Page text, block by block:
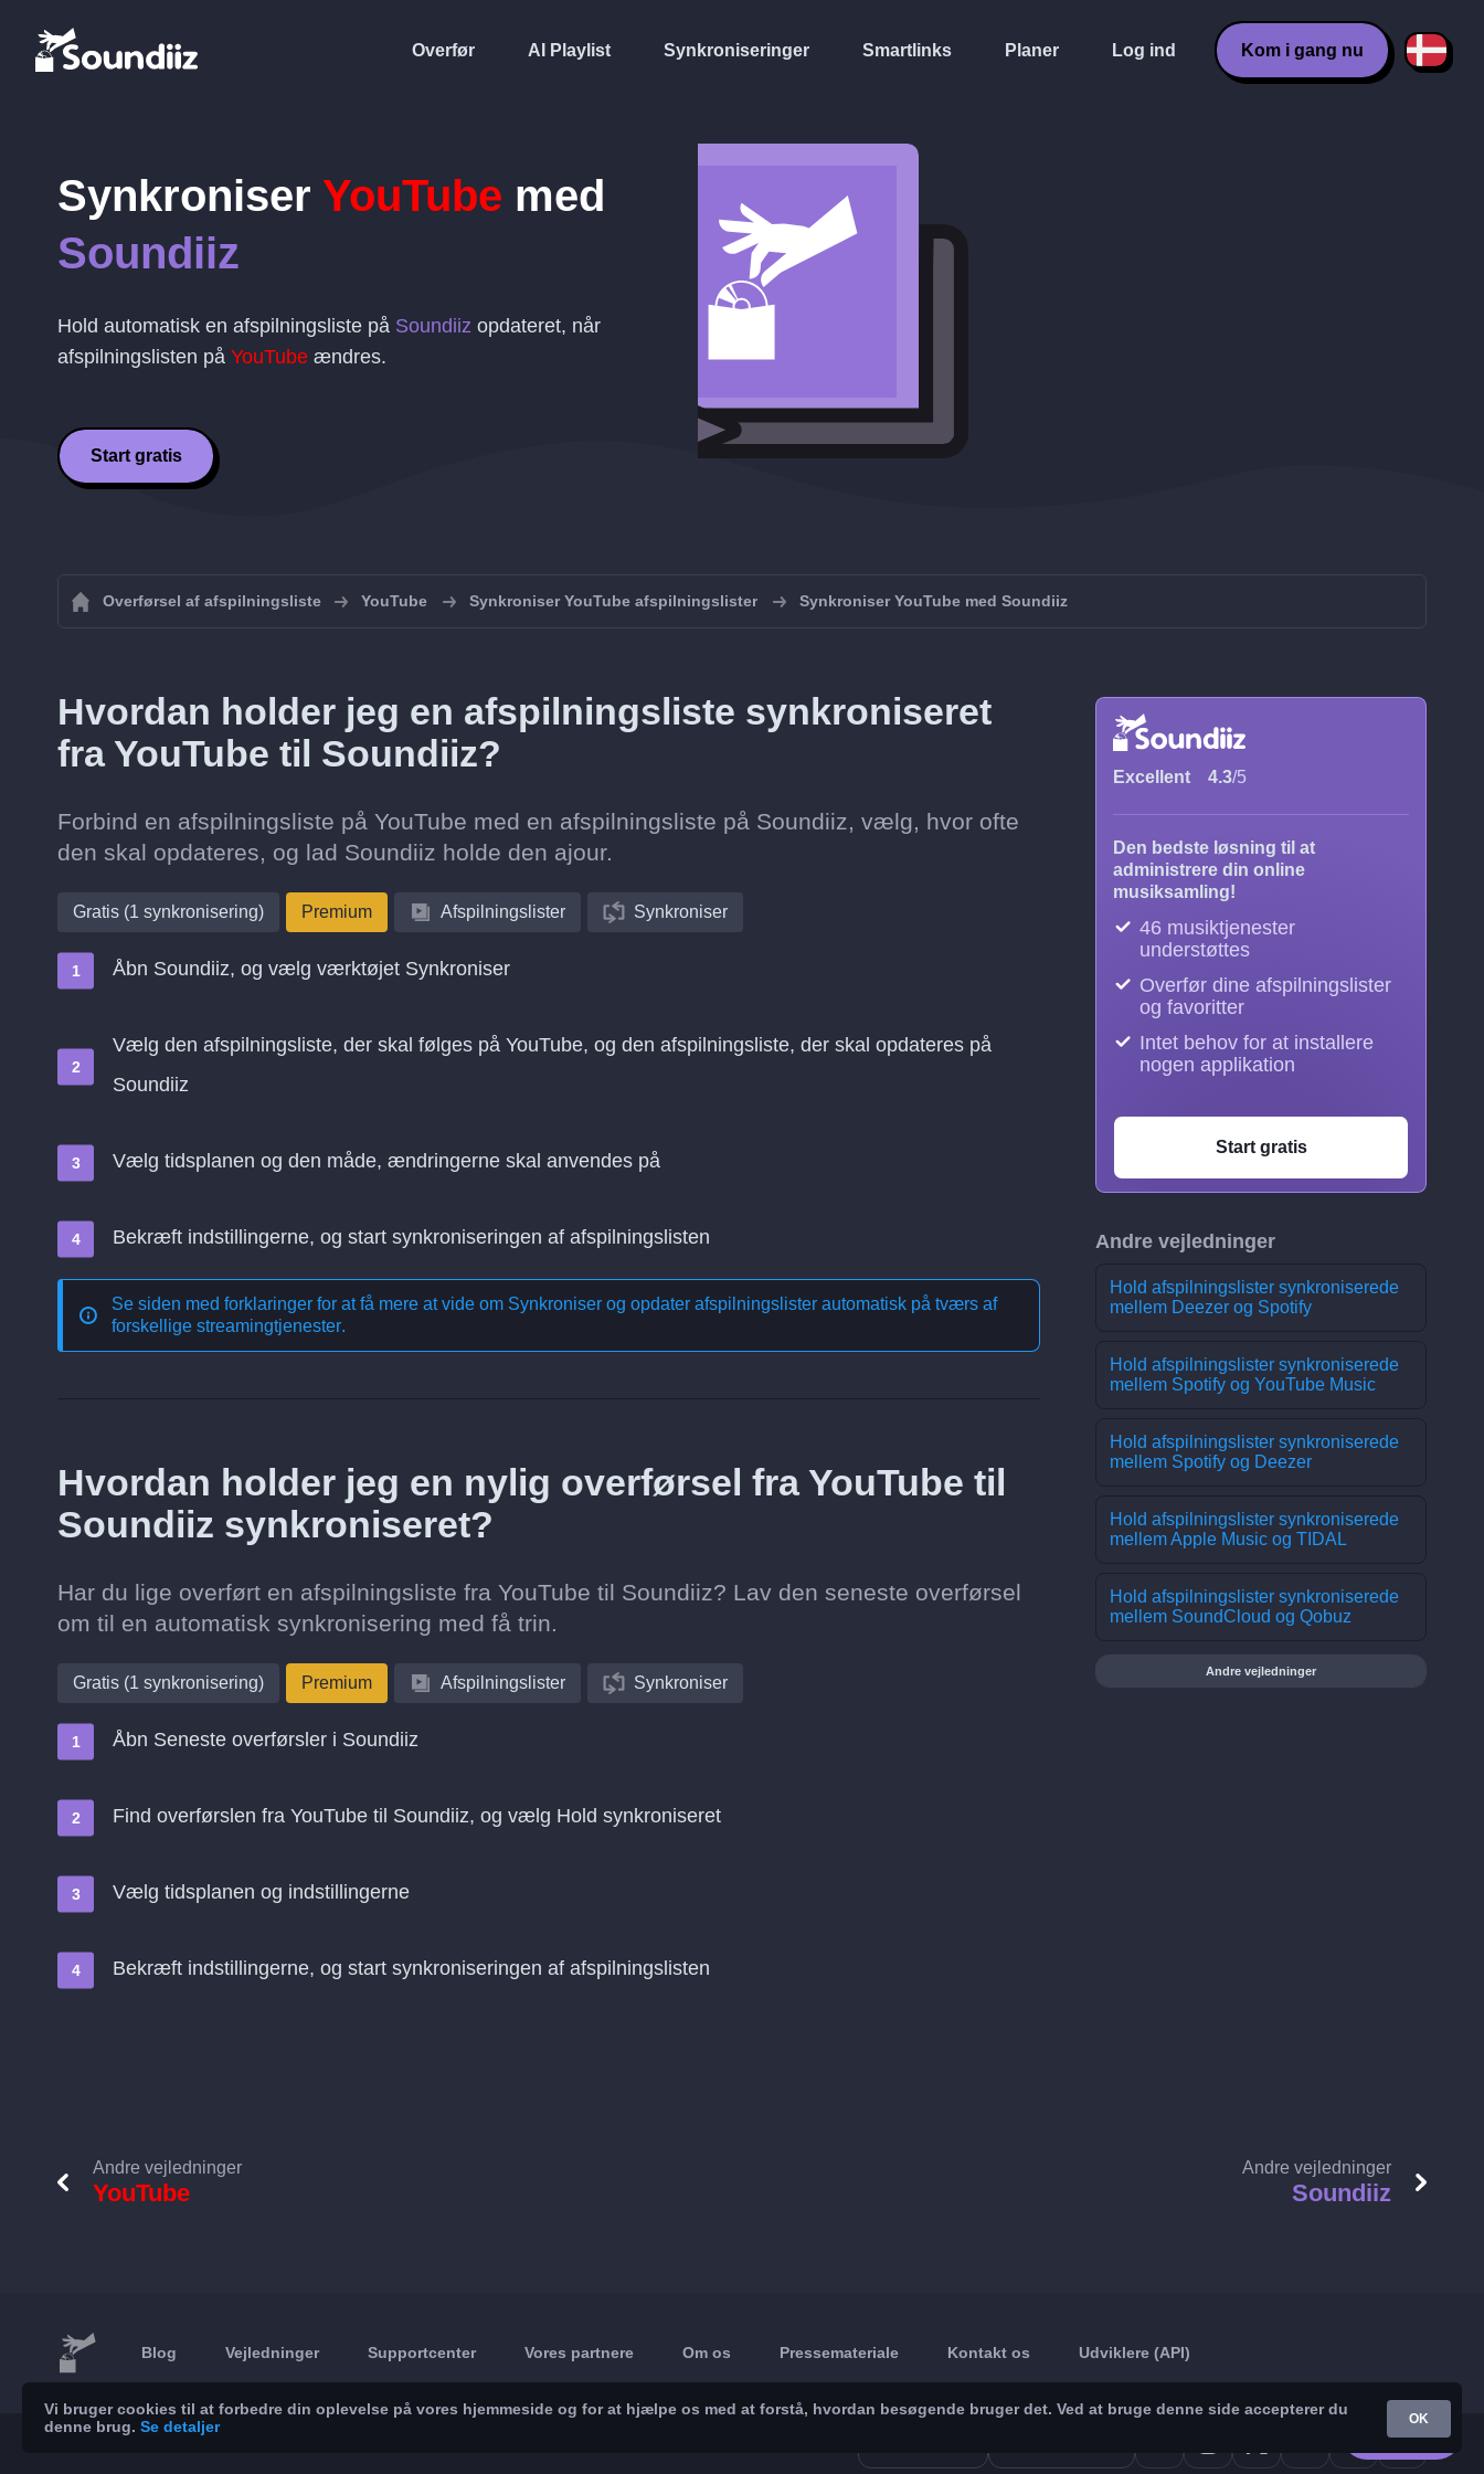
Overfør AI Playlist Synkroniseringer Smartlinks Planer Log ind Kom i gang nu
Synkroniser YouTube med
Soundiiz
Hold automatisk en afspilningsliste på Soundiiz opdateret, når
afspilningslisten på YouTube ændres.
Start gratis
Overførsel af afspilningsliste YouTube Synkroniser YouTube afspilningslister Synkroniser YouTube med Soundiiz
Hvordan holder jeg en afspilningsliste synkroniseret
fra YouTube til Soundiiz?
Forbind en afspilningsliste på YouTube med en afspilningsliste på Soundiiz, vælg, hvor ofte
den skal opdateres, og lad Soundiiz holde den ajour.
Gratis (1 synkronisering) Premium Afspilningslister Synkroniser
Åbn Soundiiz, og vælg værktøjet Synkroniser
Vælg den afspilningsliste, der skal følges på YouTube, og den afspilningsliste, der skal opdateres på
Soundiiz
Vælg tidsplanen og den måde, ændringerne skal anvendes på
Bekræft indstillingerne, og start synkroniseringen af afspilningslisten
Se siden med forklaringer for at få mere at vide om Synkroniser og opdater afspilningslister automatisk på tværs af
forskellige streamingtjenester.
Hvordan holder jeg en nylig overførsel fra YouTube til
Soundiiz synkroniseret?
Har du lige overført en afspilningsliste fra YouTube til Soundiiz? Lav den seneste overførsel
om til en automatisk synkronisering med få trin.
Gratis (1 synkronisering) Premium Afspilningslister Synkroniser
Åbn Seneste overførsler i Soundiiz
Find overførslen fra YouTube til Soundiiz, og vælg Hold synkroniseret
Vælg tidsplanen og indstillingerne
Bekræft indstillingerne, og start synkroniseringen af afspilningslisten
Excellent 4.3/5
Den bedste løsning til at
administrere din online
musiksamling!
46 musiktjenester
understøttes
Overfør dine afspilningslister
og favoritter
Intet behov for at installere
nogen applikation
Start gratis
Andre vejledninger
Hold afspilningslister synkroniserede
mellem Deezer og Spotify
Hold afspilningslister synkroniserede
mellem Spotify og YouTube Music
Hold afspilningslister synkroniserede
mellem Spotify og Deezer
Hold afspilningslister synkroniserede
mellem Apple Music og TIDAL
Hold afspilningslister synkroniserede
mellem SoundCloud og Qobuz
Andre vejledninger
Andre vejledninger
YouTube
Andre vejledninger
Soundiiz
Blog Vejledninger Supportcenter Vores partnere Om os Pressemateriale Kontakt os Udviklere (API)
Vi bruger cookies til at forbedre din oplevelse på vores hjemmeside og for at hjælpe os med at forstå, hvordan besøgende bruger det. Ved at bruge denne side accepterer du
denne brug. Se detaljer OK